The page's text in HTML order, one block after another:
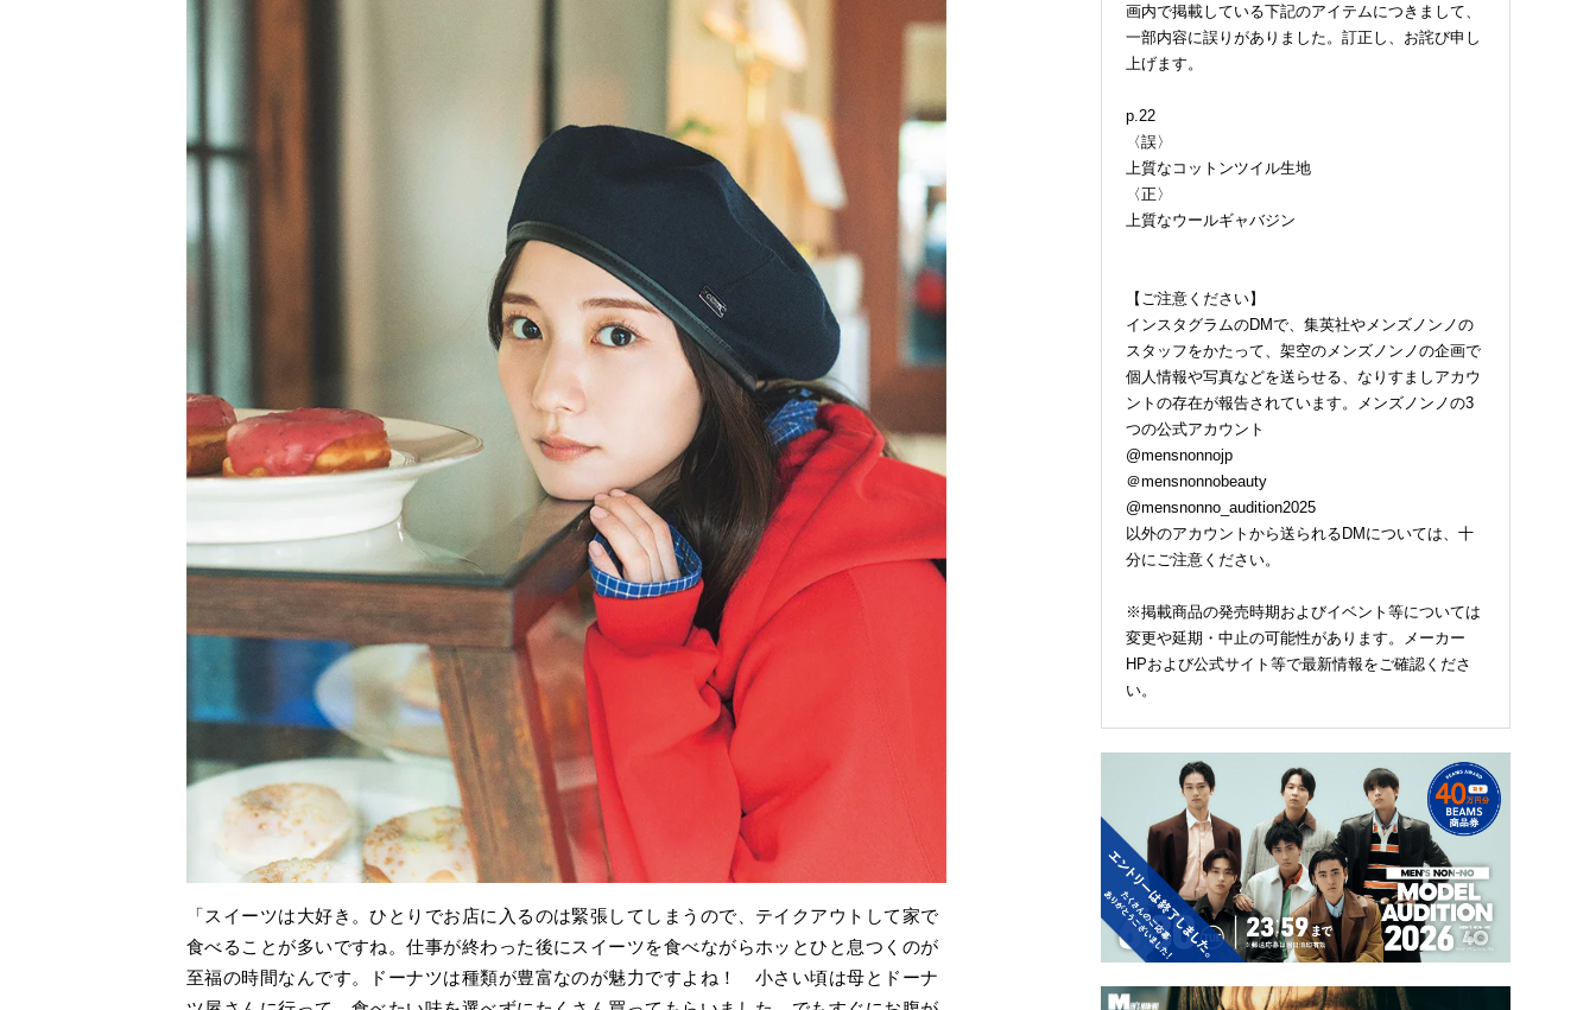
「スイーツは大好き。ひとりでお店に入るのは緊張してしまうので、テイクアウトして家で
食べることが多いですね。仕事が終わった後にスイーツを食べながらホッとひと息つくのが
至福の時間なんです。ドーナツは種類が豊富なのが魅力ですよね！ 小さい頃は母とドーナ
画内で掲載している下記のアイテムにつきまして、
一部内容に誤りがありました。訂正し、お詫び申し
上げます。
p.22
〈誤〉
上質なコットンツイル生地
〈正〉
上質なウールギャバジン
【ご注意ください】
インスタグラムのDMで、集英社やメンズノンノの
スタッフをかたって、架空のメンズノンノの企画で
個人情報や写真などを送らせる、なりすましアカウ
ントの存在が報告されています。メンズノンノの3
つの公式アカウント
@mensnonnojp
＠mensnonnobeauty
@mensnonno_audition2025
以外のアカウントから送られるDMについては、十
分にご注意ください。
※掲載商品の発売時期およびイベント等については
変更や延期・中止の可能性があります。メーカー
HPおよび公式サイト等で最新情報をご確認くださ
い。